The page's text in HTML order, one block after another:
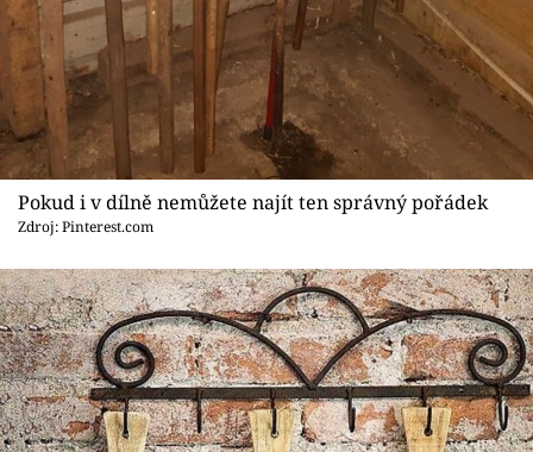
Pokud i v dílně nemůžete najít ten správný pořádek
Zdroj: Pinterest.com